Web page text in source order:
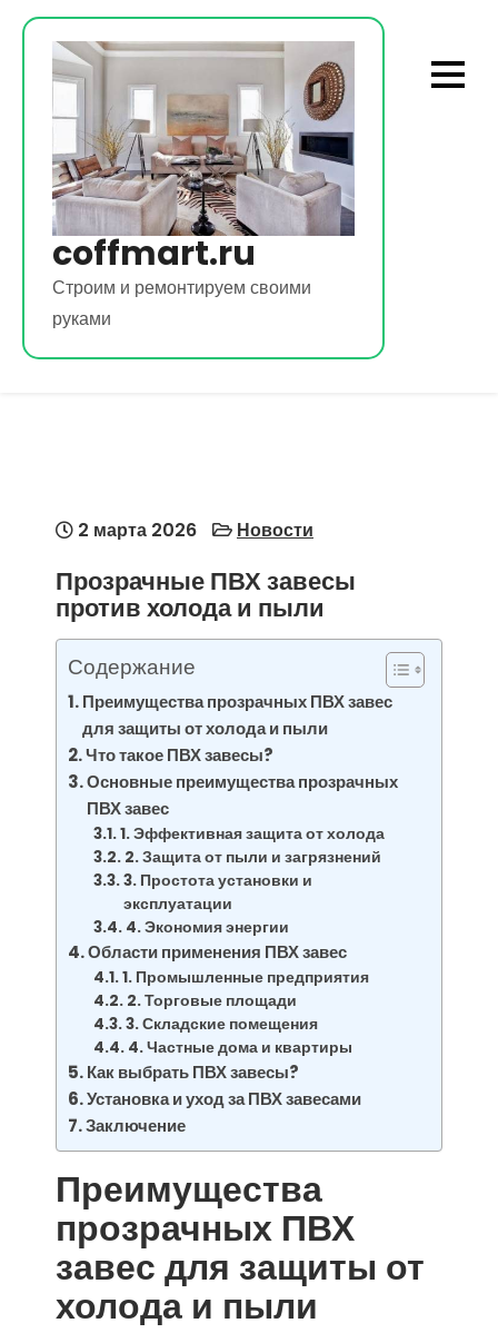
Перейти
содержимому
coffmart.ru
Строим и ремонтируем своими
руками
2 марта 2026 Новости
Прозрачные ПВХ завесы
против холода и пыли
Содержание
Преимущества прозрачных ПВХ завес
для защиты от холода и пыли
Что такое ПВХ завесы?
Основные преимущества прозрачных
ПВХ завес
1. Эффективная защита от холода
2. Защита от пыли и загрязнений
3. Простота установки и
эксплуатации
4. Экономия энергии
Области применения ПВХ завес
1. Промышленные предприятия
2. Торговые площади
3. Складские помещения
4. Частные дома и квартиры
Как выбрать ПВХ завесы?
Установка и уход за ПВХ завесами
Заключение
Преимущества
прозрачных ПВХ
завес для защиты от
холода и пыли